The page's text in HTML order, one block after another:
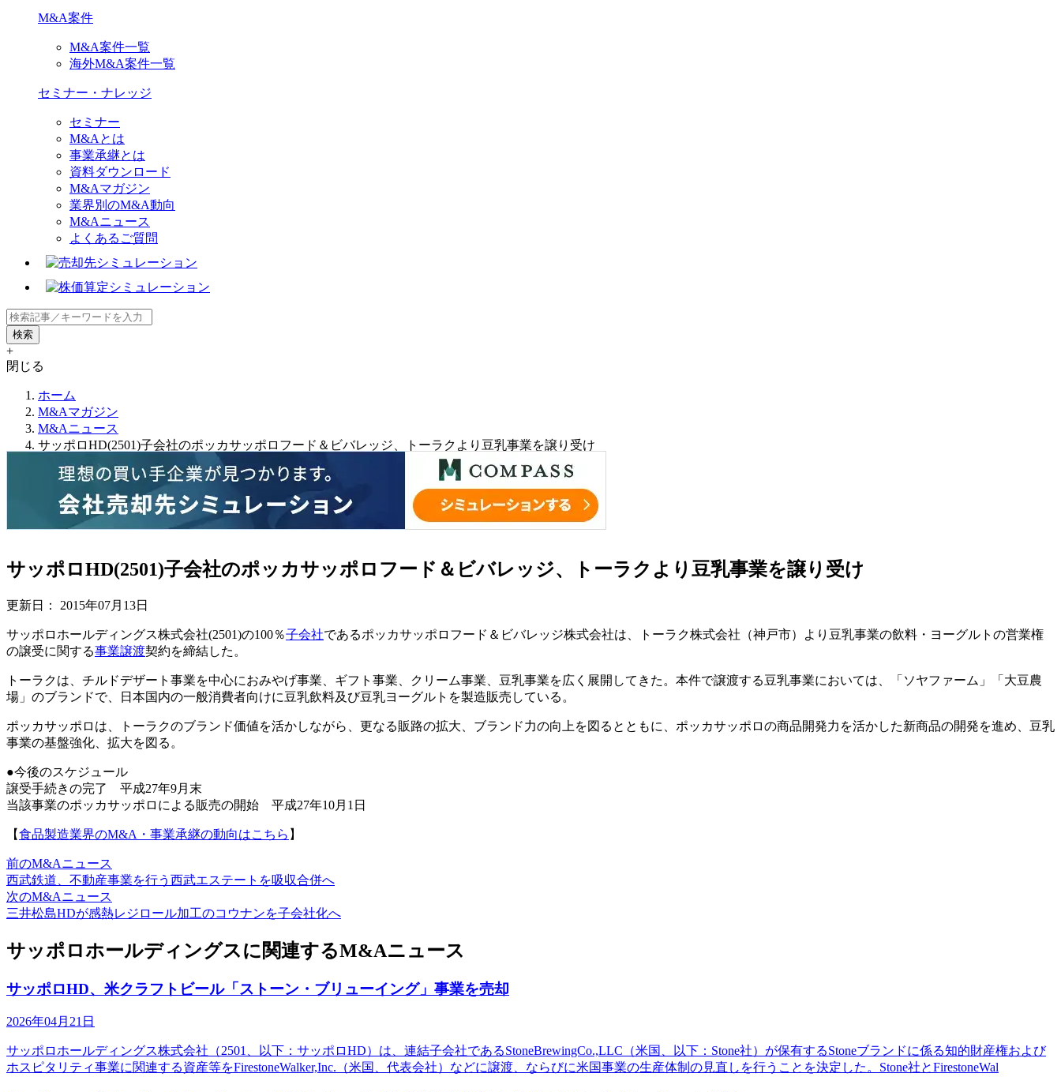
M&A案件
M&A案件一覧
海外M&A案件一覧
セミナー・ナレッジ
セミナー
M&Aとは
事業承継とは
資料ダウンロード
M&Aマガジン
業界別のM&A動向
M&Aニュース
よくあるご質問
+
閉じる
ホーム
M&Aマガジン
M&Aニュース
サッポロHD(2501)子会社のポッカサッポロフード＆ビバレッジ、トーラクより豆乳事業を譲り受け
サッポロHD(2501)子会社のポッカサッポロフード＆ビバレッジ、トーラクより豆乳事業を譲り受け
更新日： 2015年07月13日
サッポロホールディングス株式会社(2501)の100％子会社であるポッカサッポロフード＆ビバレッジ株式会社は、トーラク株式会社（神戸市）より豆乳事業の飲料・ヨーグルトの営業権
の譲受に関する事業譲渡契約を締結した。
トーラクは、チルドデザート事業を中心におみやげ事業、ギフト事業、クリーム事業、豆乳事業を広く展開してきた。本件で譲渡する豆乳事業においては、「ソヤファーム」「大豆農
場」のブランドで、日本国内の一般消費者向けに豆乳飲料及び豆乳ヨーグルトを製造販売している。
ポッカサッポロは、トーラクのブランド価値を活かしながら、更なる販路の拡大、ブランド力の向上を図るとともに、ポッカサッポロの商品開発力を活かした新商品の開発を進め、豆乳
事業の基盤強化、拡大を図る。
●今後のスケジュール
譲受手続きの完了 平成27年9月末
当該事業のポッカサッポロによる販売の開始 平成27年10月1日
【食品製造業界のM&A・事業承継の動向はこちら 】
前のM&Aニュース
西武鉄道、不動産事業を行う西武エステートを吸収合併へ
次のM&Aニュース
三井松島HDが感熱レジロール加工のコウナンを子会社化へ
サッポロホールディングスに関連するM&Aニュース
サッポロHD、米クラフトビール「ストーン・ブリューイング」事業を売却
2026年04月21日
サッポロホールディングス株式会社（2501、以下：サッポロHD）は、連結子会社であるStoneBrewingCo.,LLC（米国、以下：Stone社）が保有するStoneブランドに係る知的財産権および
ホスピタリティ事業に関連する資産等をFirestoneWalker,Inc.（米国、代表会社）などに譲渡、ならびに米国事業の生産体制の見直しを行うことを決定した。Stone社とFirestoneWal